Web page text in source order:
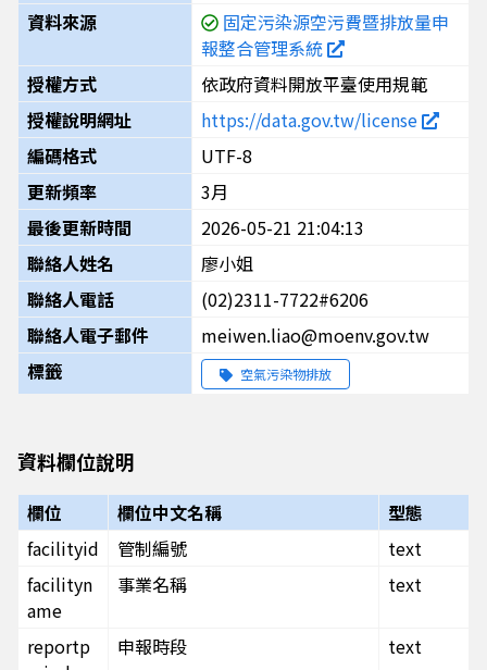
資料來源
固定污染源空污費暨排放量申
報整合管理系統
授權方式
依政府資料開放平臺使用規範
授權說明網址
https://data.gov.tw/license
編碼格式
UTF-8
更新頻率
3月
最後更新時間
2026-05-21 21:04:13
聯絡人姓名
廖小姐
聯絡人電話
(02)2311-7722#6206
聯絡人電子郵件
meiwen.liao@moenv.gov.tw
標籤
空氣污染物排放
資料欄位說明
欄位 欄位中文名稱
型態
facilityid
管制編號
text
facilityn
ame
事業名稱 text
reportp
申報時段 text